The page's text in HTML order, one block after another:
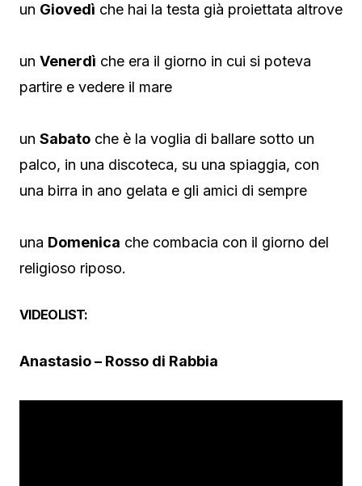
un Giovedì che hai la testa già proiettata altrove
un Venerdì che era il giorno in cui si poteva
partire e vedere il mare
un Sabato che è la voglia di ballare sotto un
palco, in una discoteca, su una spiaggia, con
una birra in ano gelata e gli amici di sempre
una Domenica che combacia con il giorno del
religioso riposo.
VIDEOLIST:
Anastasio – Rosso di Rabbia